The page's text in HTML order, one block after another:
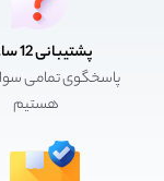
پشتیبانی 12 ساعته
پاسخگوی تمامی
هستیم